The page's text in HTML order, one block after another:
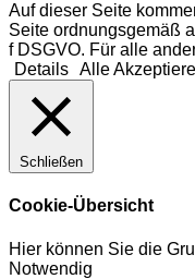
Auf dieser Seite
Seite ordnungsgemäß
f DSGVO. Für alle
Details Alle
Schließen
Cookie-Übersicht
Hier können Sie die
Notwendig